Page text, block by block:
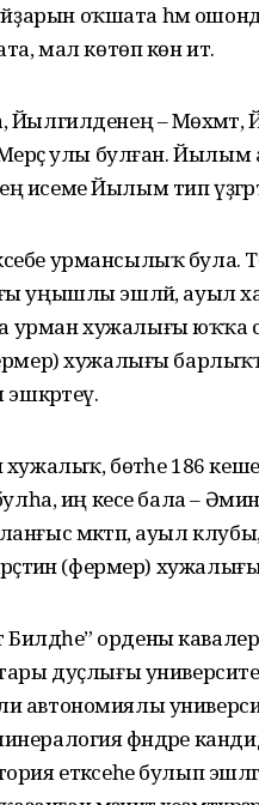
оҡшата һәм
мал көтөп көн итә.
– Мөхәмәт,
улы булған.
исеме Йылым тип
урмансылыҡ
уңышлы эшләй, ауыл
хужалығы юҡҡа
хужалығы
бөтәһе 186 кеше
иң кесе бала –
мәктәп, ауыл
(фермер)
ордены
дуҫлығы
автономиялы
фәндәре
етәксеһе булып